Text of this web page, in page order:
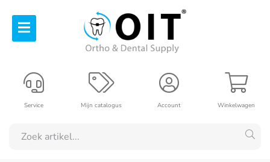
Winkelwagen
Account
Mijn catalogus
Service